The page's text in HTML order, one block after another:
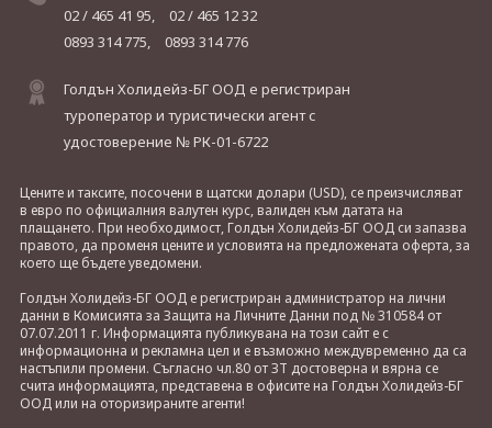
02 / 465 41 95,
02 / 465 12 32
0893 314 775,
0893 314 776
Голдън Холидейз-БГ ООД е регистриран
туроператор и туристически агент с
удостоверение № РК-01-6722
Цените и таксите, посочени в щатски долари (USD), се преизчисляват
в евро по официалния валутен курс, валиден към датата на
плащането. При необходимост, Голдън Холидейз-БГ ООД си запазва
правото, да променя цените и условията на предложената оферта, за
което ще бъдете уведомени.
Голдън Холидейз-БГ ООД е регистриран администратор на лични
данни в Комисията за Защита на Личните Данни под № 310584 от
07.07.2011 г. Информацията публикувана на този сайт е с
информационна и рекламна цел и е възможно междувременно да са
настъпили промени. Съгласно чл.80 от ЗТ достоверна и вярна се
счита информацията, представена в офисите на Голдън Холидейз-БГ
ООД или на оторизираните агенти!